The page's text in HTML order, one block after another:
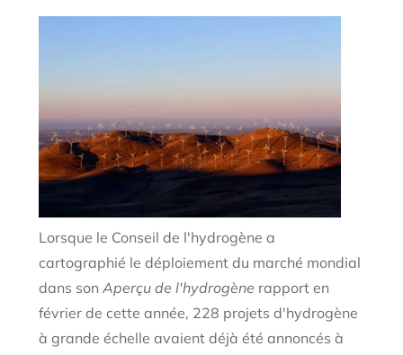
Lorsque le Conseil de l'hydrogène a
cartographié le déploiement du marché mondial
dans son Aperçu de l'hydrogène rapport en
février de cette année, 228 projets d'hydrogène
à grande échelle avaient déjà été annoncés à